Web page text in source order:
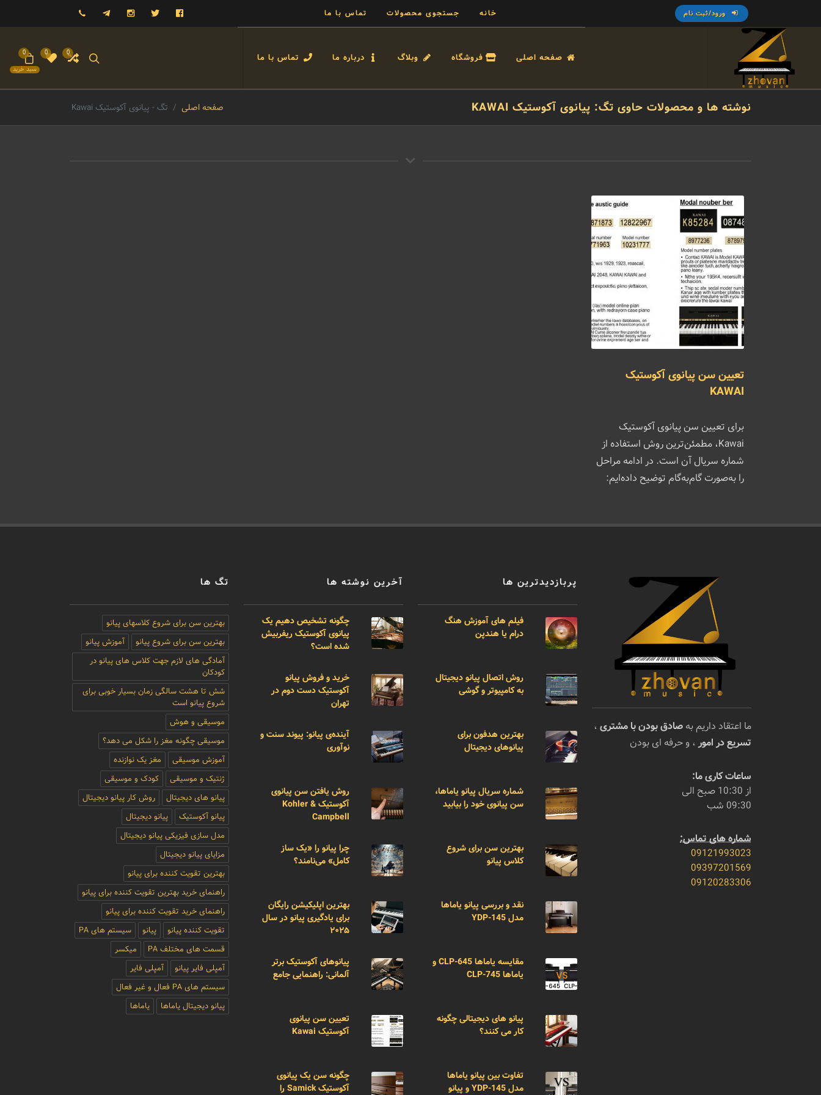
ورود/ثبت نام خانه جستجوی محصولات تماس با ما فیسبوک توییتر اینستاگرام تلگرام
0
0
سبد خرید
0 صفحه اصلی فروشگاه وبلاگ درباره ما تماس با ما
نوشته ها و محصولات حاوی تگ: پیانوی آکوستیک KAWAI صفحه اصلی تگ - پیانوی آکوستیک Kawai
تعیین سن پیانوی آکوستیک
KAWAI
برای تعیین سن پیانوی آکوستیک
Kawai، مطمئن‌ترین روش استفاده از
شماره سریال آن است. در ادامه مراحل
را به‌صورت گام‌به‌گام توضیح داده‌ایم:
ما اعتقاد داریم به صادق بودن با مشتری ،
تسریع در امور ، و حرفه ای بودن
ساعات کاری ما:
از 10:30 صبح الی
09:30 شب
شماره های تماس:
09121993023
09397201569
09120283306
پربازدیدترین ها
فیلم های آموزش هنگ
درام یا هندپن
روش اتصال پیانو دیجیتال
به کامپیوتر و گوشی
بهترین هدفون برای
پیانوهای دیجیتال
شماره سریال پیانو یاماها،
سن پیانوی خود را بیابید
بهترین سن برای شروع
کلاس پیانو
نقد و بررسی پیانو یاماها
مدل YDP-145
مقایسه یاماها CLP-645 و
یاماها CLP-745
پیانو های دیجیتالی چگونه
کار می کنند؟
تفاوت بین پیانو یاماها
مدل YDP-145 و پیانو
آخرین نوشته ها
چگونه تشخیص دهیم یک
پیانوی آکوستیک ریفربیش
شده است؟
خرید و فروش پیانو
آکوستیک دست دوم در
تهران
آینده‌ی پیانو: پیوند سنت و
نوآوری
روش یافتن سن پیانوی
آکوستیک Kohler &
Campbell
چرا پیانو را «یک ساز
کامل» می‌نامند؟
بهترین اپلیکیشن رایگان
برای یادگیری پیانو در سال
۲۰۲۵
پیانوهای آکوستیک برتر
آلمانی: راهنمایی جامع
تعیین سن پیانوی
آکوستیک Kawai
چگونه سن یک پیانوی
آکوستیک Samick را
تگ ها
بهترین سن برای شروع کلاسهای پیانو
بهترین سن برای شروع پیانو
آموزش پیانو
آمادگی های لازم جهت کلاس های پیانو در
کودکان
شش تا هشت سالگی زمان بسیار خوبی برای
شروع پیانو است
موسیقی و هوش
موسیقی چگونه مغز را شکل می دهد؟
آموزش موسیقی
مغز یک نوازنده
ژنتیک و موسیقی
کودک و موسیقی
پیانو های دیجیتال
روش کار پیانو دیجیتال
پیانو آکوستیک
پیانو دیجیتال
مدل سازی فیزیکی پیانو دیجیتال
مزایای پیانو دیجیتال
بهترین تقویت کننده برای پیانو
راهنمای خرید بهترین تقویت کننده برای پیانو
راهنمای خرید تقویت کننده برای پیانو
تقویت کننده پیانو
پیانو
سیستم های PA
قسمت های مختلف PA
میکسر
آمپلی فایر پیانو
آمپلی فایر
سیستم های PA فعال و غیر فعال
پیانو دیجیتال یاماها
یاماها